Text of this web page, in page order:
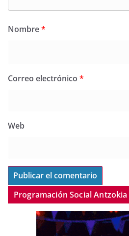
Nombre*
Correo electrónico *
Web
Programación Social Antzokia